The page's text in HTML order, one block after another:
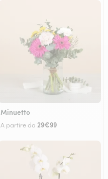
Minuetto
A partire da 29€99